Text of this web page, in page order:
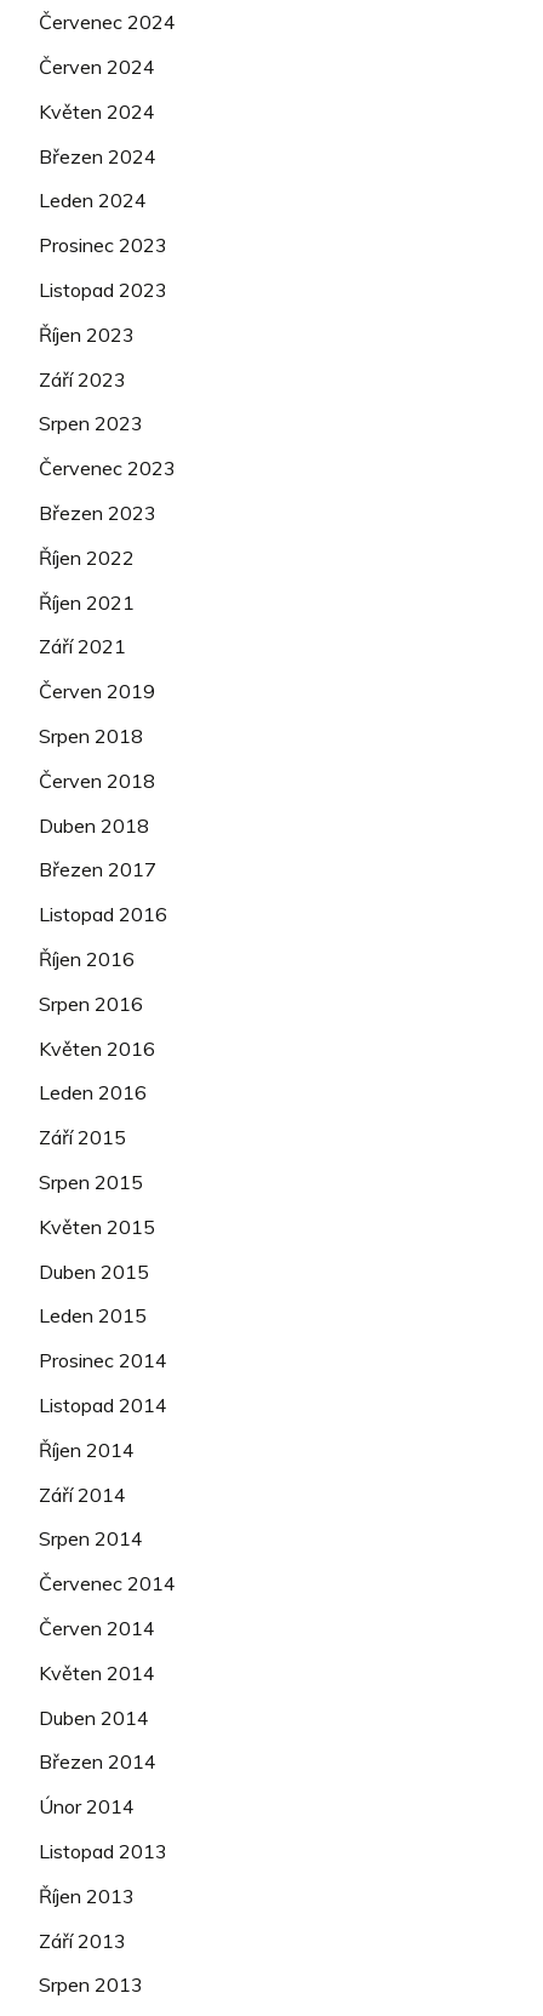
Červenec 2024
Červen 2024
Květen 2024
Březen 2024
Leden 2024
Prosinec 2023
Listopad 2023
Říjen 2023
Září 2023
Srpen 2023
Červenec 2023
Březen 2023
Říjen 2022
Říjen 2021
Září 2021
Červen 2019
Srpen 2018
Červen 2018
Duben 2018
Březen 2017
Listopad 2016
Říjen 2016
Srpen 2016
Květen 2016
Leden 2016
Září 2015
Srpen 2015
Květen 2015
Duben 2015
Leden 2015
Prosinec 2014
Listopad 2014
Říjen 2014
Září 2014
Srpen 2014
Červenec 2014
Červen 2014
Květen 2014
Duben 2014
Březen 2014
Únor 2014
Listopad 2013
Říjen 2013
Září 2013
Srpen 2013